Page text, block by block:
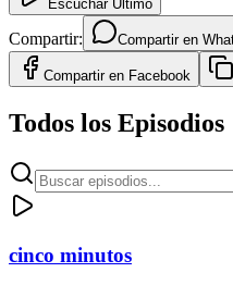
Escuchar Último
Compartir: Compartir en
Compartir en Facebook
Todos los Episodios
cinco minutos